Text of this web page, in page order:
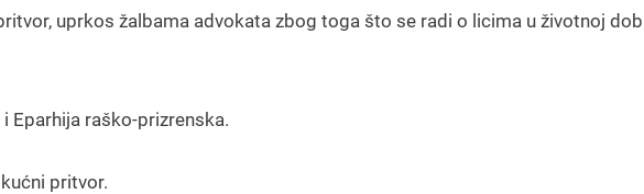
uprkos žalbama advokata zbog toga što se radi o licima u životnoj
Eparhija raško-prizrenska.
pritvor.